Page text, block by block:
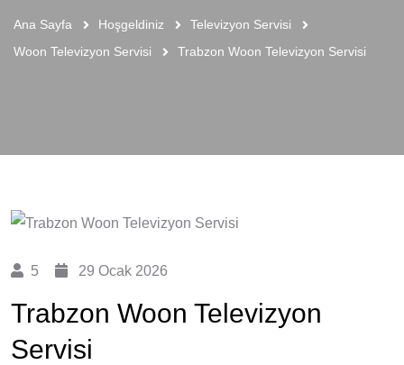
Ana Sayfa Hoşgeldiniz
Televizyon Servisi
Woon Televizyon Servisi
Trabzon Woon Televizyon Servisi
5 29 Ocak 2026
Trabzon Woon Televizyon
Servisi